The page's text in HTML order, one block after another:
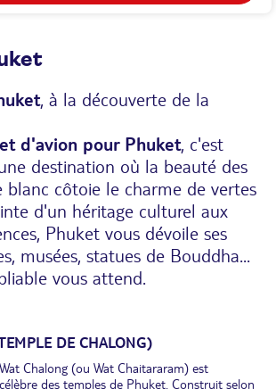
, à la découverte de la
d'avion pour Phuket, c'est
destination où la beauté des
blanc côtoie le charme de vertes
d'un héritage culturel aux
Phuket vous dévoile ses
musées, statues de Bouddha...
vous attend.
DE CHALONG)
Chalong (ou Wat Chaitararam) est
des temples de Phuket. Construit selon